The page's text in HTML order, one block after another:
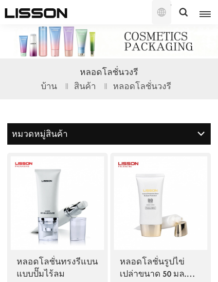
ไทย
English
français
español
português
หลอดโลชั่นวงรี
บ้าน สินค้า หลอดโลชั่นวงรี
หมวดหมู่สินค้า
หลอดโลชั่นทรงรีแบน
แบบปั๊มไร้ลม
หลอดโลชั่นรูปไข่
เปล่าขนาด 50 มล.